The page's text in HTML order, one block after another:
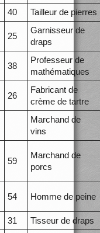
40 Tailleur de pierres
25
Garnisseur de
draps
38
Professeur de
mathématiques
26
Fabricant de
crème de tartre
Marchand de
vins
59
Marchand de
porcs
54 Homme de peine
31 Tisseur de draps